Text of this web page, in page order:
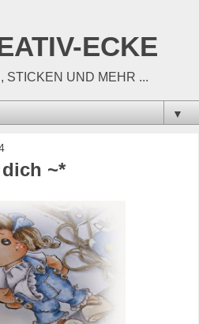
ECKE
STICKEN UND MEHR ...
▼
~*